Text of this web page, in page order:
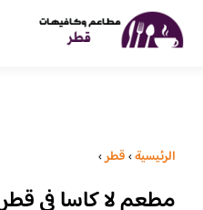
الرئيسية›قطر›
مطعم لا كاسا في قطر